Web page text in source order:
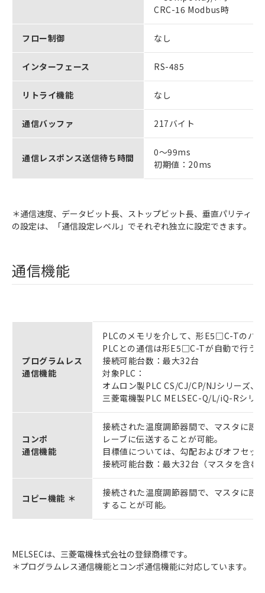
CRC-16 Modbus時
フロー制御 なし
インターフェース RS-485
リトライ機能 なし
通信バッファ 217バイト
通信レスポンス送信待ち時間
0～99ms
初期値：20ms
＊通信速度、データビット長、ストップビット長、垂直パリティ
の設定は、「通信設定レベル」でそれぞれ独立に設定できます。
通信機能
プログラムレス
通信機能
PLCのメモリを介して、形E5□C-Tのパ
PLCとの通信は形E5□C-Tが自動で行う
接続可能台数：最大32台
対象PLC：
オムロン製PLC CS/CJ/CP/NJシリーズ、
三菱電機製PLC MELSEC-Q/L/iQ-Rシリ
コンポ
通信機能
接続された温度調節器間で、マスタに設
レーブに伝送することが可能。
目標値については、勾配およびオフセッ
接続可能台数：最大32台（マスタを含む
コピー機能 ＊
接続された温度調節器間で、マスタに設
することが可能。
MELSECは、三菱電機株式会社の登録商標です。
＊プログラムレス通信機能とコンポ通信機能に対応しています。